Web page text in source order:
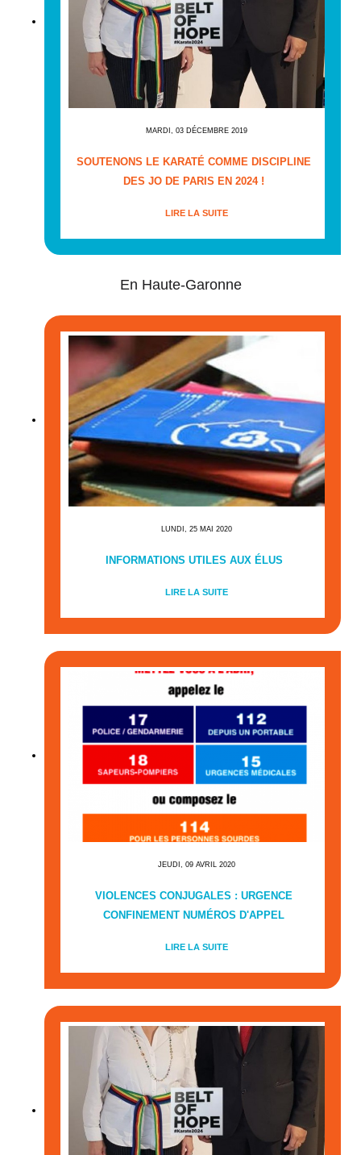
MARDI, 03 DÉCEMBRE 2019
SOUTENONS LE KARATÉ COMME DISCIPLINE
DES JO DE PARIS EN 2024 !
LIRE LA SUITE
En Haute-Garonne
LUNDI, 25 MAI 2020
INFORMATIONS UTILES AUX ÉLUS
LIRE LA SUITE
JEUDI, 09 AVRIL 2020
VIOLENCES CONJUGALES : URGENCE
CONFINEMENT NUMÉROS D'APPEL
LIRE LA SUITE